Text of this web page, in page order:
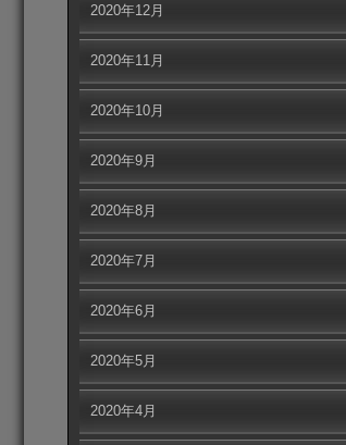
2020年12月
2020年11月
2020年10月
2020年9月
2020年8月
2020年7月
2020年6月
2020年5月
2020年4月